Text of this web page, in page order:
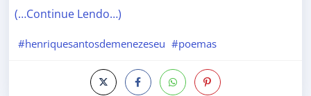
(…Continue Lendo…)
#henriquesantosdemenezeseu #poemas